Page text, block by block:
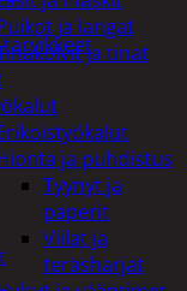
ja langat
ja tinat
ja puhdistus
Tyynyt ja
paperit
Viilat ja
teräsharjat